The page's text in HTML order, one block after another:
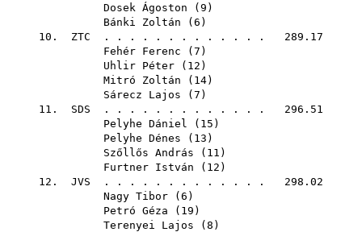
Dosek Ágoston ( 9 )
Bánki Zoltán ( 6 )
10. ZTC . . . . . . . . . . . . . 289.17
Fehér Ferenc ( 7 )
Uhlir Péter ( 12 )
Mitró Zoltán ( 14)
Sárecz Lajos ( 7 )
11. SDS . . . . . . . . . . . . . 296.51
Pelyhe Dániel ( 15 )
Pelyhe Dénes ( 13 )
Szőllős András ( 11 )
Furtner István ( 12 )
12. JVS . . . . . . . . . . . . . 298.02
Nagy Tibor ( 6 )
Petró Géza ( 19 )
Terenyei Lajos ( 8 )